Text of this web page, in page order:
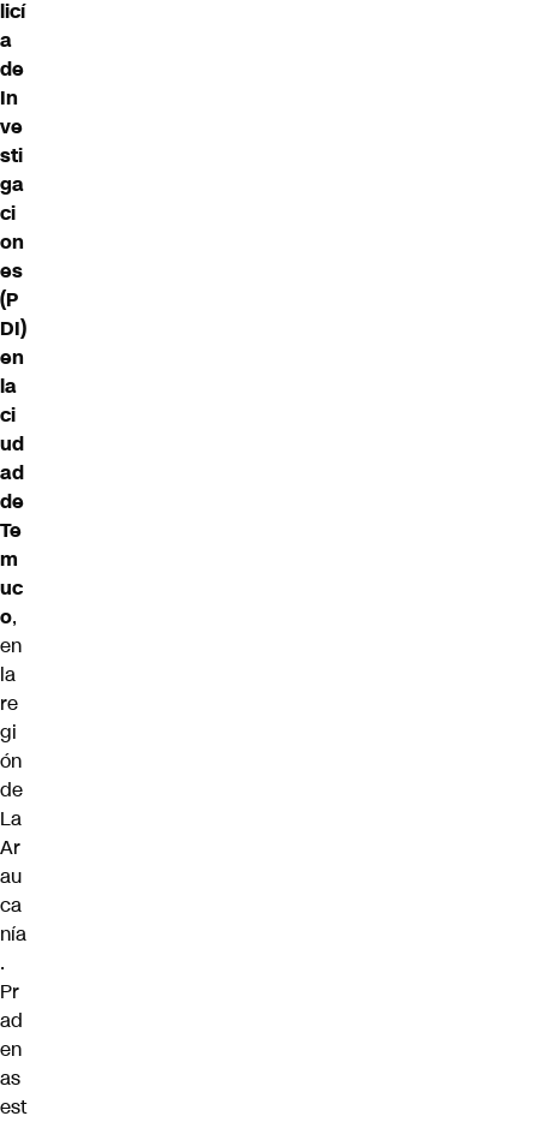
licí
a
de
In
ve
sti
ga
ci
on
es
(P
DI)
en
la
ci
ud
ad
de
Te
m
uc
o,
en
la
re
gi
ón
de
La
Ar
au
ca
nía
.
Pr
ad
en
as
est